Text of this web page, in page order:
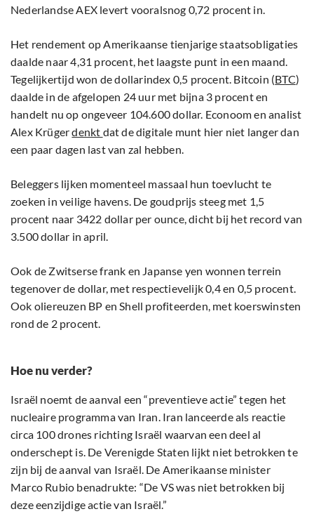
Nederlandse AEX levert vooralsnog 0,72 procent in.
Het rendement op Amerikaanse tienjarige staatsobligaties
daalde naar 4,31 procent, het laagste punt in een maand.
Tegelijkertijd won de dollarindex 0,5 procent. Bitcoin (BTC)
daalde in de afgelopen 24 uur met bijna 3 procent en
handelt nu op ongeveer 104.600 dollar. Econoom en analist
Alex Krügerdenkt dat de digitale munt hier niet langer dan
een paar dagen last van zal hebben.
Beleggers lijken momenteel massaal hun toevlucht te
zoeken in veilige havens. De goudprijs steeg met 1,5
procent naar 3422 dollar per ounce, dicht bij het record van
3.500 dollar in april.
Ook de Zwitserse frank en Japanse yen wonnen terrein
tegenover de dollar, met respectievelijk 0,4 en 0,5 procent.
Ook oliereuzen BP en Shell profiteerden, met koerswinsten
rond de 2 procent.
Hoe nu verder?
Israël noemt de aanval een “preventieve actie” tegen het
nucleaire programma van Iran. Iran lanceerde als reactie
circa 100 drones richting Israël waarvan een deel al
onderschept is. De Verenigde Staten lijkt niet betrokken te
zijn bij de aanval van Israël. De Amerikaanse minister
Marco Rubio benadrukte: “De VS was niet betrokken bij
deze eenzijdige actie van Israël.”